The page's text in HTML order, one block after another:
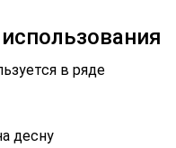
в ряде
десну